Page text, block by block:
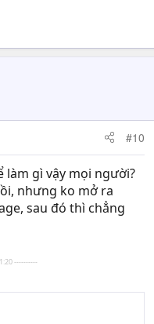
#10
gì vậy mọi người?
nhưng ko mở ra
sau đó thì chẳng
----------